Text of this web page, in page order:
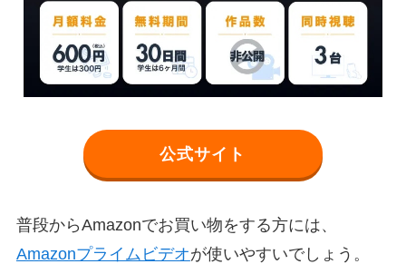
公式サイト
普段からAmazonでお買い物をする方には、
Amazonプライムビデオが使いやすいでしょう。